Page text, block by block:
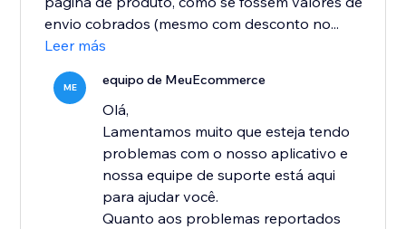
envio cobrados (mesmo com desconto no...
Leer más
ME equipo de MeuEcommerce
Olá,
Lamentamos muito que esteja tendo
problemas com o nosso aplicativo e
nossa equipe de suporte está aqui
para ajudar você.
Quanto aos problemas reportados